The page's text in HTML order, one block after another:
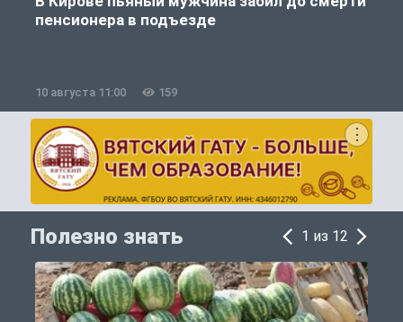
пенсионера в подъезде
10 августа 11:00 159
Полезно знать 1 из 12